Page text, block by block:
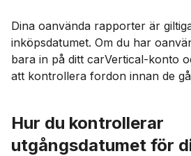
Dina oanvända rapporter är
inköpsdatumet. Om du har
bara in på ditt carVertical-konto
att kontrollera fordon innan de
Hur du kontrollerar
utgångsdatumet för